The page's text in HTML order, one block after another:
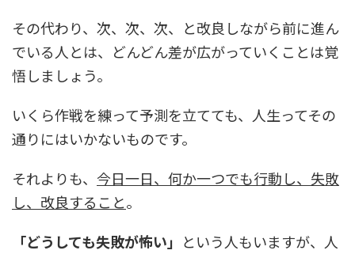
その代わり、次、次、次、と改良しながら前に進ん
でいる人とは、どんどん差が広がっていくことは覚
悟しましょう。
いくら作戦を練って予測を立てても、人生ってその
通りにはいかないものです。
それよりも、 今日一日、何か一つでも行動し、失敗
し、改良すること。
「どうしても失敗が怖い」 という人もいますが、人